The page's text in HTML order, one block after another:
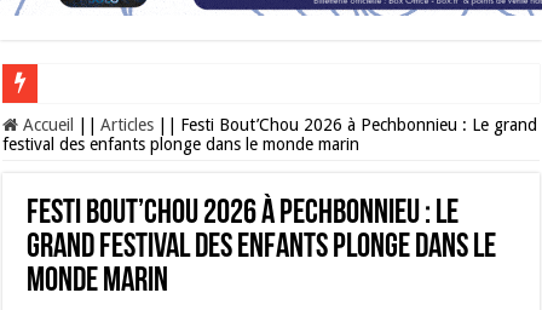
Les Nocturnes de la Cité de l’espace 2026 : l’événement incontournable de
Accueil Articles
Festi Bout’Chou 2026 à Pechbonnieu : Le grand
festival des enfants plonge dans le monde marin
Festi Bout’Chou 2026 à Pechbonnieu : Le
grand festival des enfants plonge dans le
monde marin